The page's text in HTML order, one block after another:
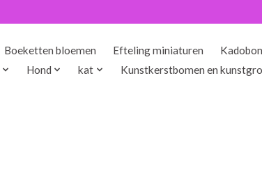
Boeketten bloemen Efteling miniaturen
Kadobon
Hond kat Kunstkerstbomen en